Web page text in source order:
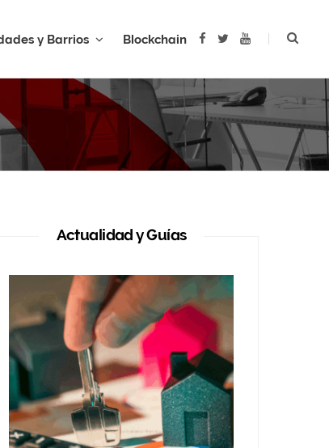
y Barrios Blockchain
o
o
k
e
r
Y
u
b
e
Actualidad y Guías